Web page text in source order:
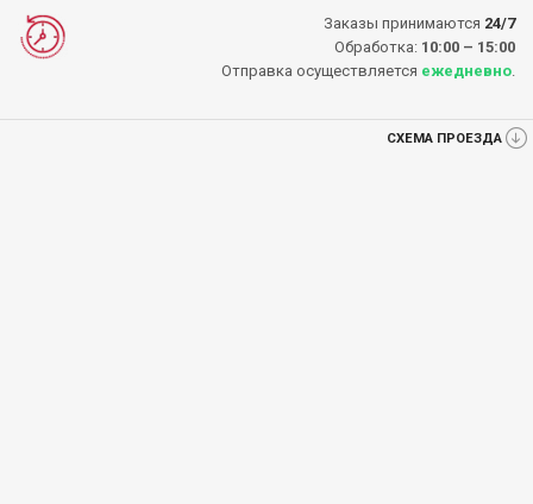
Заказы принимаются 24/7
Обработка: 10:00 – 15:00
Отправка осуществляется ежедневно
СХЕМА ПРОЕЗДА